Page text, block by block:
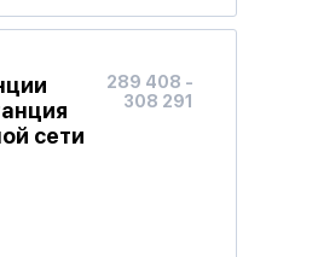
сети
289 408 -
308 291